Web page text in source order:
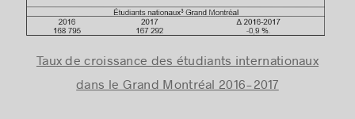
Taux de croissance des étudiants internationaux
dans le Grand Montréal 2016-2017